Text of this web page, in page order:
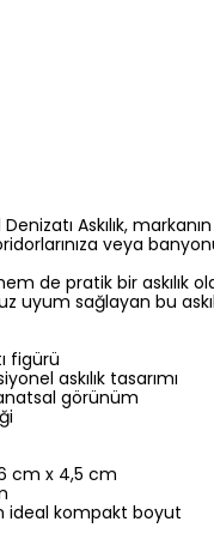
Askılık,
veya
de pratik bir askılık
uyum sağlayan bu
figürü
askılık tasarımı
görünüm
cm x 4,5 cm
ideal kompakt boyut